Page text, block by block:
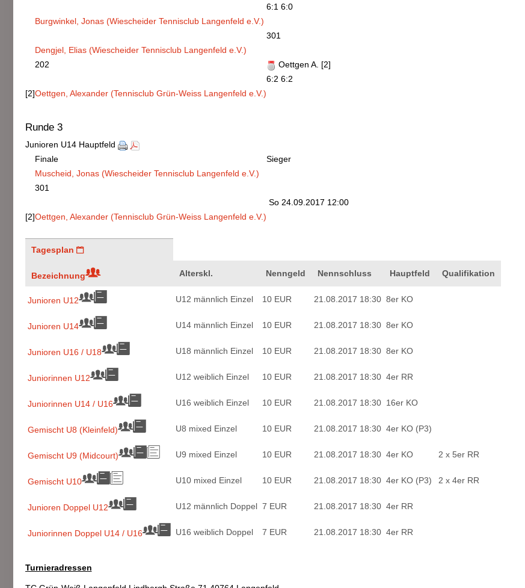
6:1 6:0
Burgwinkel, Jonas (Wiescheider Tennisclub Langenfeld e.V.)
301
Dengjel, Elias (Wiescheider Tennisclub Langenfeld e.V.)
202
Oettgen A. [2]
6:2 6:2
[2]Oettgen, Alexander (Tennisclub Grün-Weiss Langenfeld e.V.)
Runde 3
Junioren U14 Hauptfeld
Finale
Sieger
Muscheid, Jonas (Wiescheider Tennisclub Langenfeld e.V.)
301
So 24.09.2017 12:00
[2]Oettgen, Alexander (Tennisclub Grün-Weiss Langenfeld e.V.)
Tagesplan
Bezeichnung Alterskl. Nenngeld Nennschluss Hauptfeld Qualifikation
Junioren U12 U12 männlich Einzel 10 EUR 21.08.2017 18:30 8er KO
Junioren U14 U14 männlich Einzel 10 EUR 21.08.2017 18:30 8er KO
Junioren U16 / U18 U18 männlich Einzel 10 EUR 21.08.2017 18:30 8er KO
Juniorinnen U12 U12 weiblich Einzel 10 EUR 21.08.2017 18:30 4er RR
Juniorinnen U14 / U16 U16 weiblich Einzel 10 EUR 21.08.2017 18:30 16er KO
Gemischt U8 (Kleinfeld) U8 mixed Einzel 10 EUR 21.08.2017 18:30 4er KO (P3)
Gemischt U9 (Midcourt) U9 mixed Einzel 10 EUR 21.08.2017 18:30 4er KO 2 x 5er RR
Gemischt U10 U10 mixed Einzel 10 EUR 21.08.2017 18:30 4er KO (P3) 2 x 4er RR
Junioren Doppel U12 U12 männlich Doppel 7 EUR 21.08.2017 18:30 4er RR
Juniorinnen Doppel U14 / U16 U16 weiblich Doppel 7 EUR 21.08.2017 18:30 4er RR
Turnieradressen